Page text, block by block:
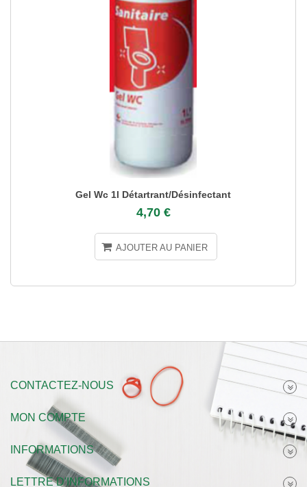
Gel Wc 1l Détartrant/désinfectant
4,70 €
AJOUTER AU PANIER
CONTACTEZ-NOUS
MON COMPTE
INFORMATIONS
LETTRE D'INFORMATIONS